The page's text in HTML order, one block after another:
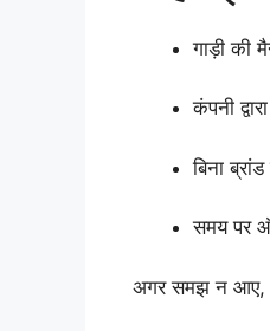
गाड़ी की
कंपनी
बिना
समय पर
अगर समझ न आए,